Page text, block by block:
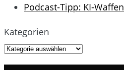
Podcast-Tipp: KI-Waffen
Kategorien